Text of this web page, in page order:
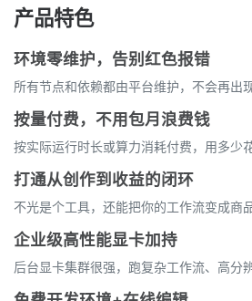
产品特色
环境零维护，告别红色报错
所有节点和依赖都由平台维护，不会再出
按量付费，不用包月浪费钱
按实际运行时长或算力消耗付费，用多少
打通从创作到收益的闭环
不光是个工具，还能把你的工作流变成商
企业级高性能显卡加持
后台显卡集群很强，跑复杂工作流、高分